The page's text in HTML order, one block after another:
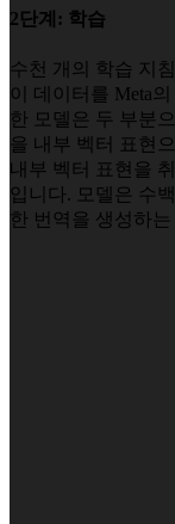
2단계: 학습
수천 개의 학습 지
이 데이터를 Meta
한 모델은 두 부분
을 내부 벡터 표현
내부 벡터 표현을
입니다. 모델은 수
한 번역을 생성하